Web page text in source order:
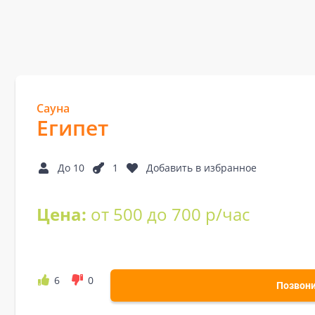
Сауна
Египет
До 10 1 Добавить в избранное
Цена: от 500 до 700 р/час
6 0